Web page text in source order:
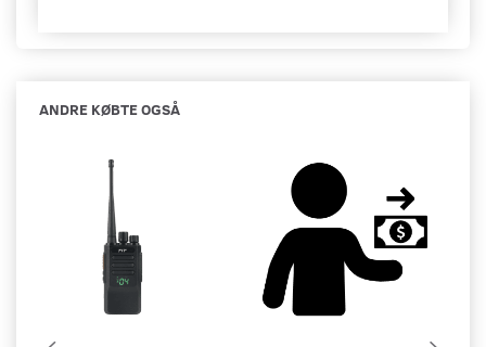
ANDRE KØBTE OGSÅ